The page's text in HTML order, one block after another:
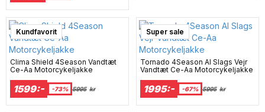
Super sale
Kundfavorit
Clima Shield 4Season Vandtæt
Ce-Aa Motorcykeljakke
1599:- -73% 5995 kr
Super sale
Tornado 4Season Al Slags Vejr
Vandtæt Ce-Aa Motorcykeljakke
1995:- -67% 5995 kr